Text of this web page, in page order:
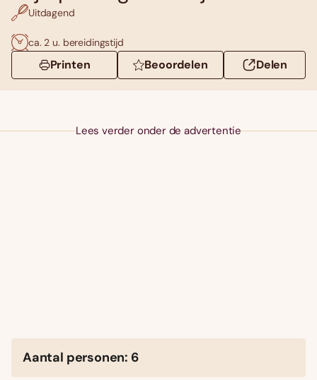
Uitdagend
ca. 2 u. bereidingstijd
Printen Beoordelen Delen
Lees verder onder de advertentie
Aantal personen: 6